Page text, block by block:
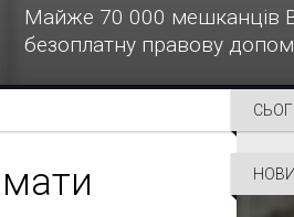
Майже 70 000 мешканців
безоплатну правову